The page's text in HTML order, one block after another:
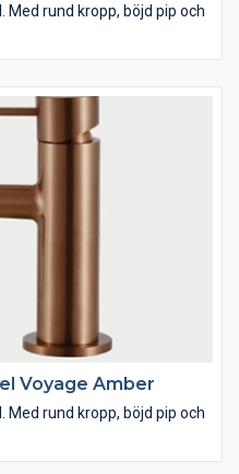
rund kropp, böjd pip och
Voyage Amber
rund kropp, böjd pip och